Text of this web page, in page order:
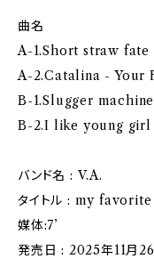
曲名
A-1.Short straw fate
A-2.Catalina - Your
B-1.Slugger
B-2.I like young girl
バンド名 : V.A.
タイトル : my
媒体:7’
発売日 : 2025年11月